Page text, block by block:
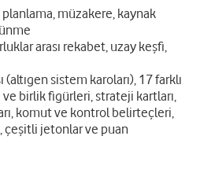
müzakere, kaynak
arası rekabet, uzay keşfi,
sistem karoları), 17 farklı
birlik figürleri, strateji kartları,
komut ve kontrol belirteçleri,
çeşitli jetonlar ve puan